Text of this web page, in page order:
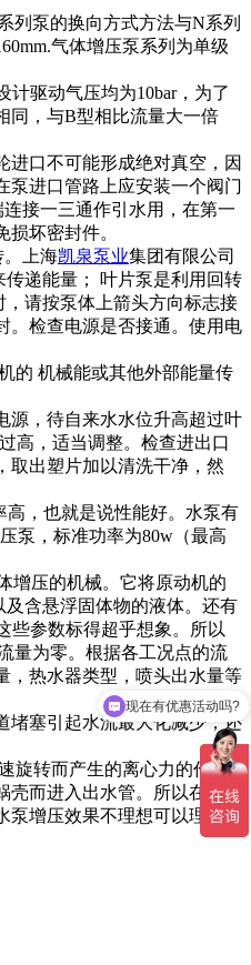
列泵的换向方式方法与N系列
气体增压泵系列为单级
驱动气压均为10bar，为了
同，与B型相比流量大一倍
进口不可能形成绝对真空，因
泵进口管路上应安装一个阀门
接一三通作引水用，在第一
坏密封件。
。上海凯泉泵业集团有限公司
递能量； 叶片泵是利用回转
请按泵体上箭头方向标志接
。检查电源是否接通。使用电
的 机械能或其他外部能量传
源，待自来水水位升高超过叶
高，适当调整。检查进出口
取出塑片加以清洗干净，然
高，也就是说性能好。水泵有
泵，标准功率为80w（最高
增压的机械。它将原动机的
含悬浮固体物的液体。还有
些参数标得超乎想象。所以
量为零。根据各工况点的流
，热水器类型，喷头出水量等
堵塞引起水流最大化减少；还
旋转而产生的离心力的作用
而进入出水管。所以在选择
泵增压效果不理想可以理直气
现在有优惠活动吗?